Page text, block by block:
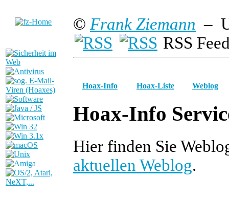
© Frank Ziemann –
RSS
Hoax-Info Hoax-Liste Weblog
Hoax-Info
Hier finden Sie
aktuellen Weblog.